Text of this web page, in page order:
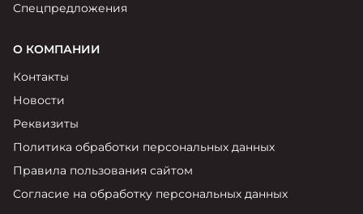
Спецпредложения
О КОМПАНИИ
Контакты
Новости
Реквизиты
Политика обработки персональных данных
Правила пользования сайтом
Согласие на обработку персональных данных